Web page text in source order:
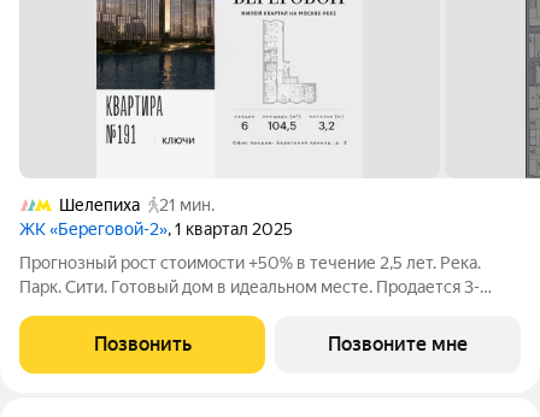
Шелепиха
21 мин.
ЖК «Береговой-2», 1 квартал 2025
Прогнозный рост стоимости +50% в течение 2,5 лет. Река.
Парк. Сити. Готовый дом в идеальном месте. Продается 3-
и видом на Москву-реку. Береговой - квартал-курорт в центре
столицы. Пешеходная
Позвонить Позвоните мне